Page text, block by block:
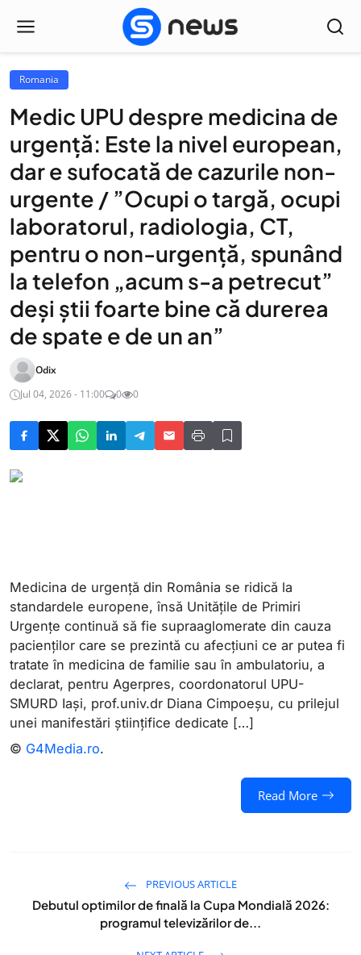
Romania
Medic UPU despre medicina de
urgenţă: Este la nivel european,
dar e sufocată de cazurile non-
urgente / ”Ocupi o targă, ocupi
laboratorul, radiologia, CT,
pentru o non-urgenţă, spunând
la telefon „acum s-a petrecut”
deşi ştii foarte bine că durerea
de spate e de un an”
Odix
Jul 04, 2026 - 11:00
0 0
Medicina de urgenţă din România se ridică la
standardele europene, însă Unităţile de Primiri
Urgenţe continuă să fie supraaglomerate din cauza
pacienţilor care se prezintă cu afecţiuni ce ar putea fi
tratate în medicina de familie sau în ambulatoriu, a
declarat, pentru Agerpres, coordonatorul UPU-
SMURD Iaşi, prof.univ.dr Diana Cimpoeşu, cu prilejul
unei manifestări ştiinţifice dedicate […]
© G4Media.ro.
Read More
PREVIOUS ARTICLE
Debutul optimilor de finală la Cupa Mondială 2026:
programul televizărilor de...